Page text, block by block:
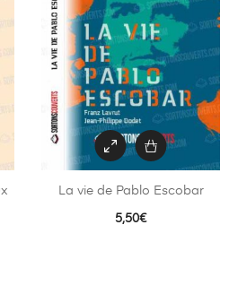
La vie de Pablo Escobar
5,50€